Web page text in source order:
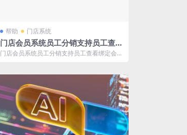
帮助 门店系统
门店会员系统员工分销支持员工查看
绑定会员
门店会员系统员工分销支持员工查看绑定会员